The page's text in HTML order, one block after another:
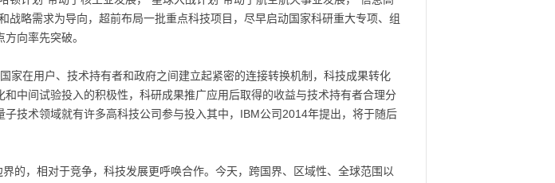
略需求为导向，超前布局一批重点科技项目，尽早启动国家科研重大专项、组
向率先突破。
家在用户、技术持有者和政府之间建立起紧密的连接转换机制，科技成果转化
中间试验投入的积极性，科研成果推广应用后取得的收益与技术持有者合理分
技术领域就有许多高科技公司参与投入其中，IBM公司2014年提出，将于随后
的，相对于竞争，科技发展更呼唤合作。今天，跨国界、区域性、全球范围以